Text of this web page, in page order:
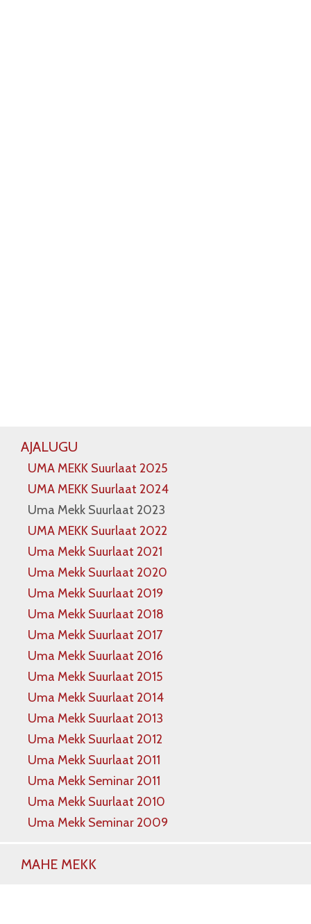
AJALUGU
UMA MEKK Suurlaat 2025
UMA MEKK Suurlaat 2024
Uma Mekk Suurlaat 2023
UMA MEKK Suurlaat 2022
Uma Mekk Suurlaat 2021
Uma Mekk Suurlaat 2020
Uma Mekk Suurlaat 2019
Uma Mekk Suurlaat 2018
Uma Mekk Suurlaat 2017
Uma Mekk Suurlaat 2016
Uma Mekk Suurlaat 2015
Uma Mekk Suurlaat 2014
Uma Mekk Suurlaat 2013
Uma Mekk Suurlaat 2012
Uma Mekk Suurlaat 2011
Uma Mekk Seminar 2011
Uma Mekk Suurlaat 2010
Uma Mekk Seminar 2009
MAHE MEKK